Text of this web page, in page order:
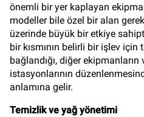
önemli bir yer kaplayan
modeller bile özel bir alan
üzerinde büyük bir etkiye
bir kısmının belirli bir işlev
bağlandığı, diğer ekipmanların
istasyonlarının
anlamına gelir.
Temizlik ve yağ yönetimi